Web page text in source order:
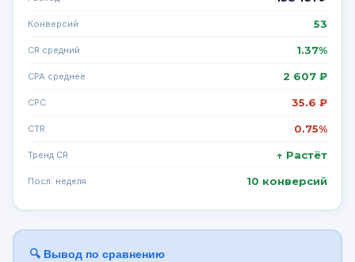
Конверсий 53
CR средний 1.37%
CPA среднее 2 607 ₽
CPC 35.6 ₽
CTR 0.75%
Тренд CR ↑ Растёт
Посл. неделя 10 конверсий
🔍 Вывод по сравнению